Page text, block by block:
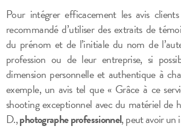
Pour intégrer efficacement les avis
recommandé d’utiliser des extraits de
du prénom et de l’initiale du nom de
profession ou de leur entreprise, si
dimension personnelle et authentique à
exemple, un avis tel que « Grâce à ce
shooting exceptionnel avec du matériel de
D.,photographe professionnel, peut avoir